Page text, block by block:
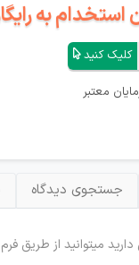
استخدام به
کلیک کنید
معتبر
جستجوی دیدگاه
دارید میتوانید از طریق